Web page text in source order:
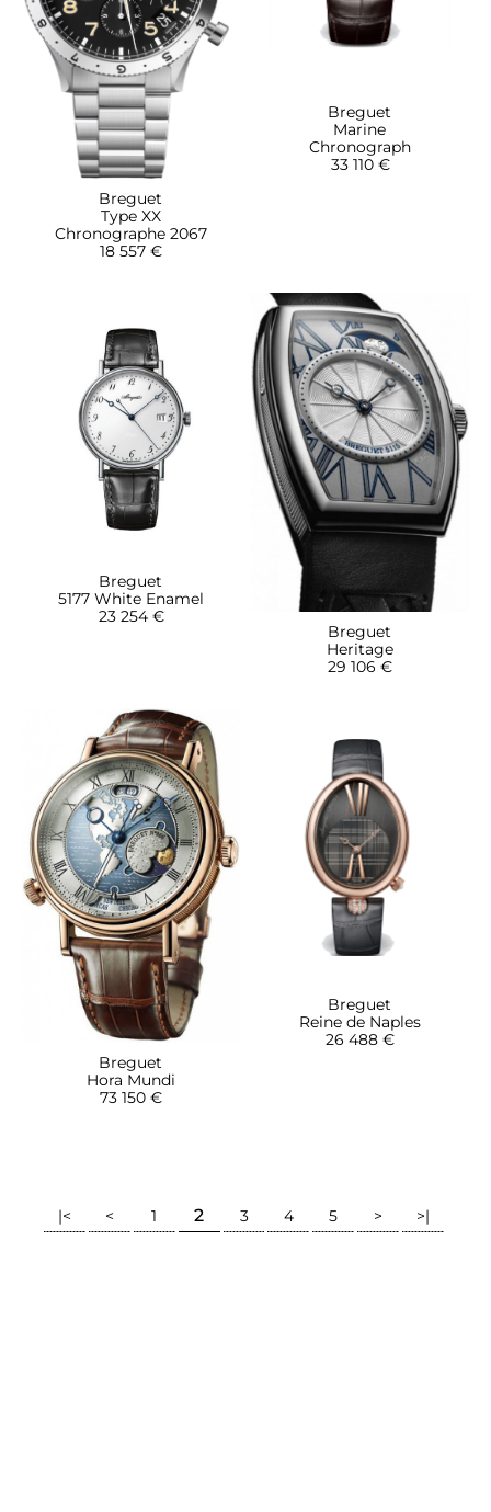
Breguet
Type XX
Chronographe 2067
18 557 €
Breguet
Marine
Chronograph
33 110 €
Breguet
5177 White Enamel
23 254 €
Breguet
Heritage
29 106 €
Breguet
Hora Mundi
73 150 €
Breguet
Reine de Naples
26 488 €
|< < 1 2 3 4 5 > >|